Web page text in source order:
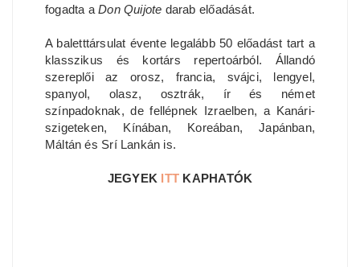
fogadta aDon Quijote darab előadását.
A baletttársulat évente legalább 50 előadást tart a
klasszikus és kortárs repertoárból. Állandó
szereplői az orosz, francia, svájci, lengyel,
spanyol, olasz, osztrák, ír és német
színpadoknak, de fellépnek Izraelben, a Kanári-
szigeteken, Kínában, Koreában, Japánban,
Máltán és Srí Lankán is.
JEGYEK ITT KAPHATÓK